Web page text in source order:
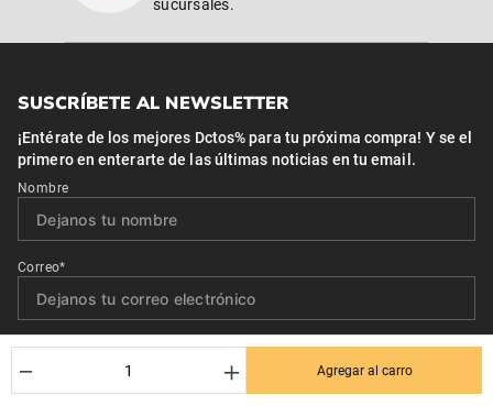
＋
－ Agregar al carro
sucursales.
SUSCRÍBETE AL NEWSLETTER
¡Entérate de los mejores Dctos% para tu próxima compra! Y se el
primero en enterarte de las últimas noticias en tu email.
Nombre
Correo*
Quiero recibir el newsletter con promociones.